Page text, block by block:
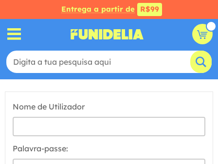
Entrega a partir de R$99
Nome de Utilizador
Palavra-passe: